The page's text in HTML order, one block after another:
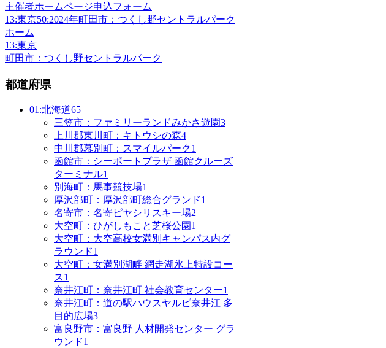
主催者ホームページ申込フォーム
13:東京50:2024年町田市：つくし野セントラルパーク
ホーム
13:東京
町田市：つくし野セントラルパーク
都道府県
01:北海道65
三笠市：ファミリーランドみかさ遊園3
上川郡東川町：キトウシの森4
中川郡幕別町：スマイルパーク1
函館市：シーポートプラザ 函館クルーズ
ターミナル1
別海町：馬事競技場1
厚沢部町：厚沢部町総合グランド1
名寄市：名寄ピヤシリスキー場2
大空町：ひがしもこと芝桜公園 1
大空町：大空高校女満別キャンパス内グ
ラウンド1
大空町：女満別湖畔 網走湖氷上特設コー
ス1
奈井江町：奈井江町 社会教育センター1
奈井江町：道の駅ハウスヤルビ奈井江 多
目的広場3
富良野市：富良野 人材開発センター グラ
ウンド1